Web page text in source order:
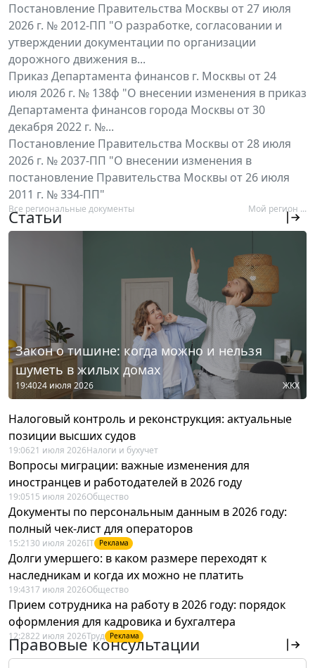
Постановление Правительства Москвы от 27 июля
2026 г. № 2012-ПП "О разработке, согласовании и
утверждении документации по организации
дорожного движения в...
Приказ Департамента финансов г. Москвы от 24
июля 2026 г. № 138ф "О внесении изменения в приказ
Департамента финансов города Москвы от 30
декабря 2022 г. №...
Постановление Правительства Москвы от 28 июля
2026 г. № 2037-ПП "О внесении изменения в
постановление Правительства Москвы от 26 июля
2011 г. № 334-ПП"
Все региональные документы Мой регион ...
Статьи
Закон о тишине: когда можно и нельзя
шуметь в жилых домах
19:4024 июля 2026 ЖКХ
Налоговый контроль и реконструкция: актуальные
позиции высших судов
19:0621 июля 2026Налоги и бухучет
Вопросы миграции: важные изменения для
иностранцев и работодателей в 2026 году
19:0515 июля 2026Общество
Документы по персональным данным в 2026 году:
полный чек-лист для операторов
15:21 30 июля 2026IT Реклама
Долги умершего: в каком размере переходят к
наследникам и когда их можно не платить
19:4317 июля 2026Общество
Прием сотрудника на работу в 2026 году: порядок
оформления для кадровика и бухгалтера
12:2822 июля 2026Труд Реклама
Правовые консультации